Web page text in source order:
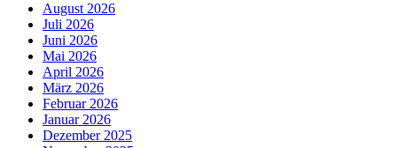
August 2026
Juli 2026
Juni 2026
Mai 2026
April 2026
März 2026
Februar 2026
Januar 2026
Dezember 2025